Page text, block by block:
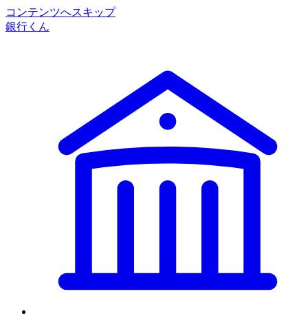
コンテンツへスキップ
銀行くん